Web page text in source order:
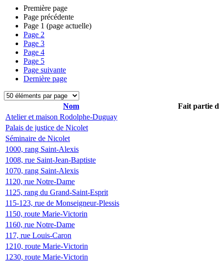
Première page
Page précédente
Page 1 (page actuelle)
Page 2
Page 3
Page 4
Page 5
Page suivante
Dernière page
Nom
Fait partie
Atelier et maison Rodolphe-Duguay
Palais de justice de Nicolet
Séminaire de Nicolet
1000, rang Saint-Alexis
1008, rue Saint-Jean-Baptiste
1070, rang Saint-Alexis
1120, rue Notre-Dame
1125, rang du Grand-Saint-Esprit
115-123, rue de Monseigneur-Plessis
1150, route Marie-Victorin
1160, rue Notre-Dame
117, rue Louis-Caron
1210, route Marie-Victorin
1230, route Marie-Victorin